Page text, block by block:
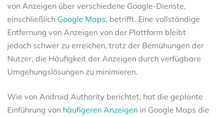
von Anzeigen über verschiedene Google-Dienste,
einschließlich Google Maps, betrifft. Eine vollständige
Entfernung von Anzeigen von der Plattform bleibt
jedoch schwer zu erreichen, trotz der Bemühungen der
Nutzer, die Häufigkeit der Anzeigen durch verfügbare
Umgehungslösungen zu minimieren.
Wie von Android Authority berichtet, hat die geplante
Einführung von häufigeren Anzeigen in Google Maps die